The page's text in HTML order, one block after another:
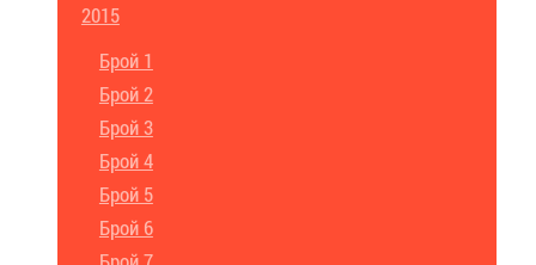
2015
Брой 1
Брой 2
Брой 3
Брой 4
Брой 5
Брой 6